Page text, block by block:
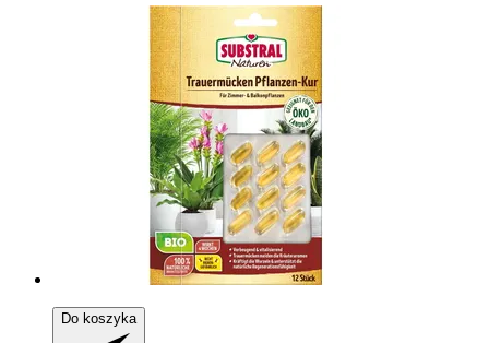
Do koszyka